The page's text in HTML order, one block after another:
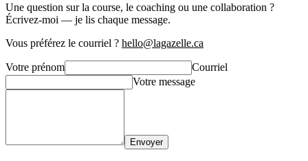
Une question sur la course, le coaching ou une collaboration ?
Écrivez-moi — je lis chaque message.
Vous préférez le courriel ? hello@lagazelle.ca
Votre prénom
Courriel
Votre message
Envoyer